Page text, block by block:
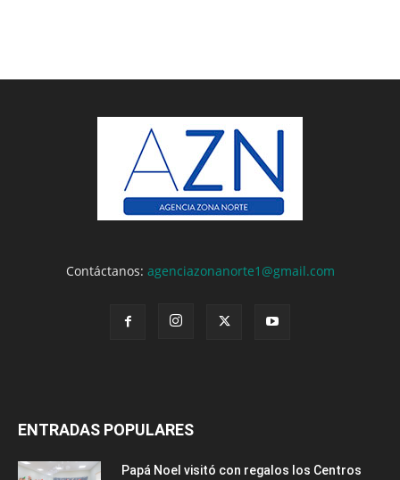
Contáctanos: agenciazonanorte1@gmail.com
ENTRADAS POPULARES
Papá Noel visitó con regalos los Centros